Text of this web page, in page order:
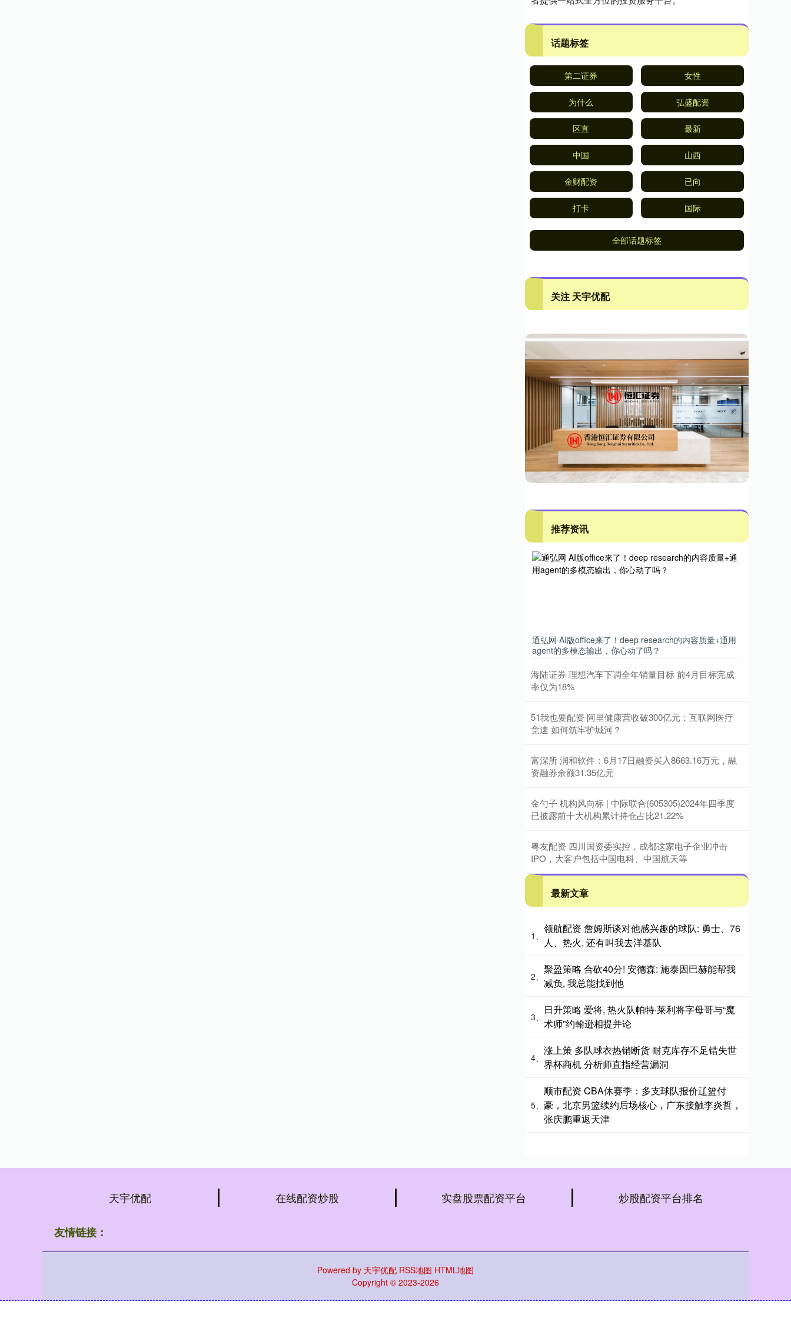
话题标签
第二证券 女性
为什么 弘盛配资
区直 最新
中国 山西
金财配资 已向
打卡 国际
全部话题标签
关注 天宇优配
推荐资讯
通弘网 AI版office来了！deep research的内容质量+通用
agent的多模态输出，你心动了吗？
海陆证券 理想汽车下调全年销量目标 前4月目标完成
率仅为18%
51我也要配资 阿里健康营收破300亿元：互联网医疗
竞速 如何筑牢护城河？
富深所 润和软件：6月17日融资买入8663.16万元，融
资融券余额31.35亿元
金勺子 机构风向标 | 中际联合(605305)2024年四季度
已披露前十大机构累计持仓占比21.22%
粤友配资 四川国资委实控，成都这家电子企业冲击
IPO，大客户包括中国电科、中国航天等
最新文章
1、
领航配资 詹姆斯谈对他感兴趣的球队: 勇士、76
人、热火, 还有叫我去洋基队
2、
聚盈策略 合砍40分! 安德森: 施泰因巴赫能帮我
减负, 我总能找到他
3、
日升策略 爱将, 热火队帕特·莱利将字母哥与“魔
术师”约翰逊相提并论
4、
涨上策 多队球衣热销断货 耐克库存不足错失世
界杯商机 分析师直指经营漏洞
5、
顺市配资 CBA休赛季：多支球队报价辽篮付
豪，北京男篮续约后场核心，广东接触李炎哲，
张庆鹏重返天津
天宇优配 在线配资炒股 实盘股票配资平台 炒股配资平台排名
友情链接：
Powered by 天宇优配 RSS地图 HTML地图
Copyright © 2023-2026